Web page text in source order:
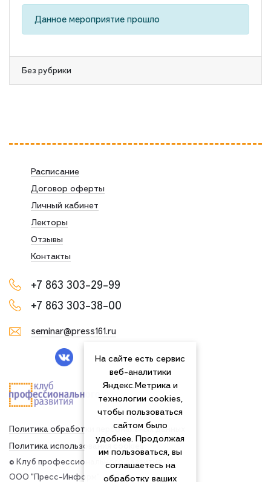
Данное мероприятие прошло
Без рубрики
Политика обработки персональных данных
Политика использования сookies
© Клуб профессионального развития
ООО "Пресс-Информ" — 2026
Расписание
Договор оферты
Личный кабинет
Лекторы
Отзывы
Контакты
+7 863 303-29-99
+7 863 303-38-00
seminar@press161.ru
На сайте есть сервис
веб-аналитики
Яндекс.Метрика и
технологии cookies,
чтобы пользоваться
сайтом было
удобнее. Продолжая
им пользоваться, вы
соглашаетесь на
обработку ваших